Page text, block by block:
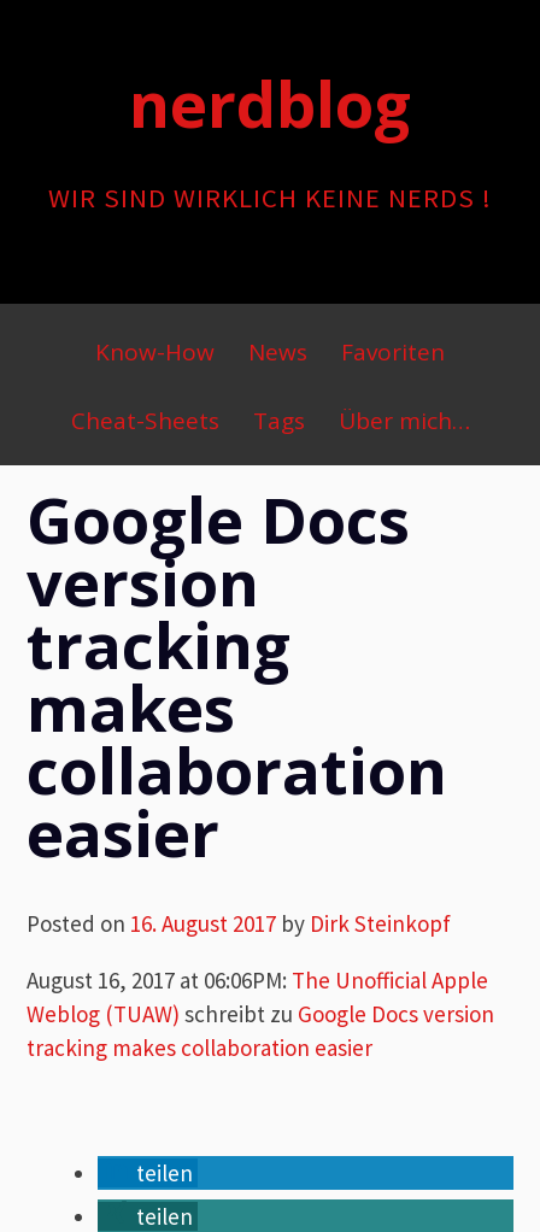
nerdblog
WIR SIND WIRKLICH KEINE NERDS !
Primary
Menu
Know-How News Favoriten
Cheat-Sheets Tags Über mich…
Google Docs
version
tracking
makes
collaboration
easier
Posted on 16. August 2017 by Dirk Steinkopf
August 16, 2017 at 06:06PM: The Unofficial Apple
Weblog (TUAW) schreibt zu Google Docs version
tracking makes collaboration easier
teilen
teilen